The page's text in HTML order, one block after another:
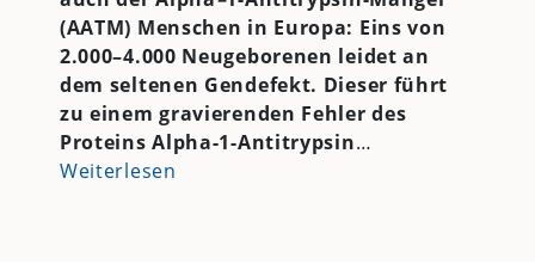
(AATM) Menschen in Europa: Eins von
2.000–4.000 Neugeborenen leidet an
dem seltenen Gendefekt. Dieser führt
zu einem gravierenden Fehler des
Proteins Alpha-1-Antitrypsin…
Weiterlesen